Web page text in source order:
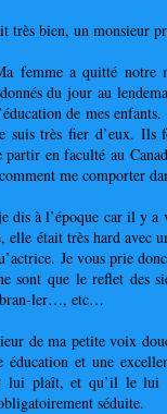
très bien, un monsieur
femme a quitté notre
du jour au
de mes
très fier d’eux. Ils
en faculté au
me comporter
à l’époque car il y a
elle était très hard avec
Je vous prie
que le reflet des
bran-ler…, etc…
de ma petite voix
et une
lui plaît, et qu’il le lui
séduite.